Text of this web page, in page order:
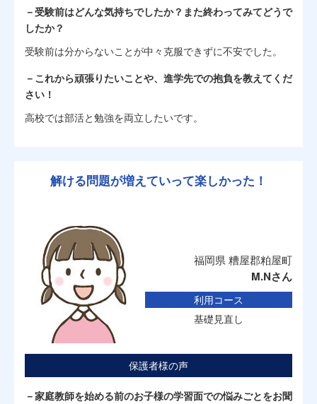
－受験前はどんな気持ちでしたか？また終わってみてどうで
したか？
受験前は分からないことが中々克服できずに不安でした。
－これから頑張りたいことや、進学先での抱負を教えてくだ
さい！
高校では部活と勉強を両立したいです。
解ける問題が増えていって楽しかった！
福岡県 糟屋郡粕屋町
M.Nさん
利用コース
基礎見直し
保護者様の声
－家庭教師を始める前のお子様の学習面での悩みごとをお聞